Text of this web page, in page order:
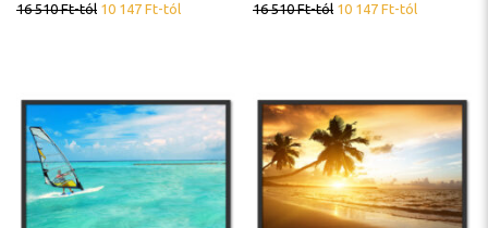
16 510Ft-tól 10 147 Ft-tól
16 510Ft-tól 10 147 Ft-tól